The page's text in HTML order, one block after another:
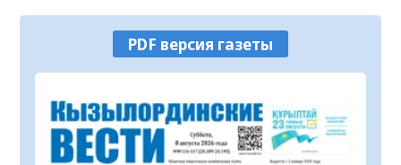
08.08.2026 46 0
У граждан высокие ожидания от
выборов в Курултай – опрос
общественного мнения
07.08.2026
В Жанакоргане введена в эксплуатацию
водораспределительная станция
PDF версия газеты